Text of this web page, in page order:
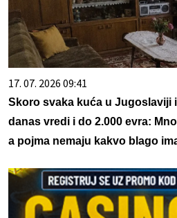
17. 07. 2026 09:41
Skoro svaka kuća u Jugoslaviji
danas vredi i do 2.000 evra:
a pojma nemaju kakvo blago